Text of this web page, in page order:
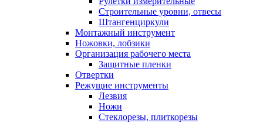
Строительные уровни, отвесы
Штангенциркули
Монтажный инструмент
Ножовки, лобзики
Организация рабочего места
Защитные пленки
Отвертки
Режущие инструменты
Лезвия
Ножи
Стеклорезы, плиткорезы